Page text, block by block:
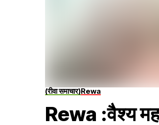
(रीवा समाचार)Rewa
Rewa :वैश्य